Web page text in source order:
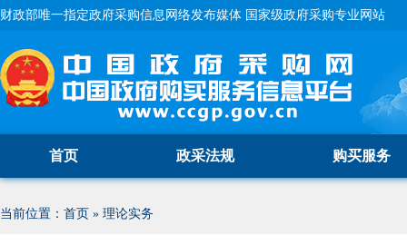
财政部唯一指定政府采购信息网络发布媒体 国家级政府采购专业网站
首页 政采法规 购买服务
当前位置： 首页 » 理论实务